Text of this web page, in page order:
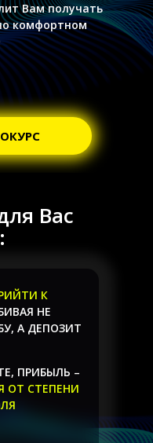
Вам получать
комфортном
ПРИБЫЛЬ –
ОТ СТЕПЕНИ
К
НЕ
А ДЕПОЗИТ
Вас